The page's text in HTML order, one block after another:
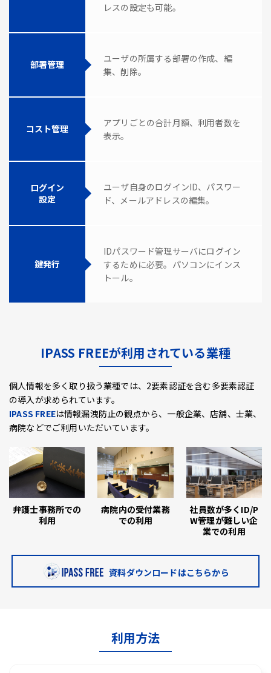
レスの設定も可能。
部署管理
ユーザの所属する部署の作成、編
集、削除。
コスト管理
アプリごとの合計月額、利用者数を
表示。
ログイン
設定
ユーザ自身のログインID、パスワー
ド、メールアドレスの編集。
鍵発行
IDパスワード管理サーバにログイン
するために必要。パソコンにインス
トール。
IPASS FREEが利用されている業種
個人情報を多く取り扱う業種では、2要素認証を含む多要素認証
の導入が求められています。
IPASS FREEは情報漏洩防止の観点から、一般企業、店舗、士業、
病院などでご利用いただいています。
弁護士事務所での
利用
病院内の受付業務
での利用
社員数が多くID/P
W管理が難しい企
業での利用
資料ダウンロードはこちらから
利用方法